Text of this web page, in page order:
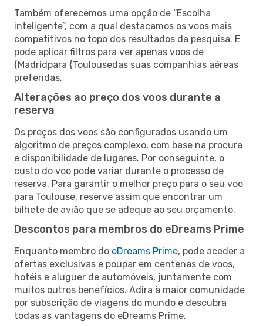
Também oferecemos uma opção de “Escolha
inteligente”, com a qual destacamos os voos mais
competitivos no topo dos resultados da pesquisa. E
pode aplicar filtros para ver apenas voos de
{Madridpara {Toulousedas suas companhias aéreas
preferidas.
Alterações ao preço dos voos durante a
reserva
Os preços dos voos são configurados usando um
algoritmo de preços complexo, com base na procura
e disponibilidade de lugares. Por conseguinte, o
custo do voo pode variar durante o processo de
reserva. Para garantir o melhor preço para o seu voo
para Toulouse, reserve assim que encontrar um
bilhete de avião que se adeque ao seu orçamento.
Descontos para membros do eDreams Prime
Enquanto membro do eDreams Prime, pode aceder a
ofertas exclusivas e poupar em centenas de voos,
hotéis e aluguer de automóveis, juntamente com
muitos outros benefícios. Adira à maior comunidade
por subscrição de viagens do mundo e descubra
todas as vantagens do eDreams Prime.